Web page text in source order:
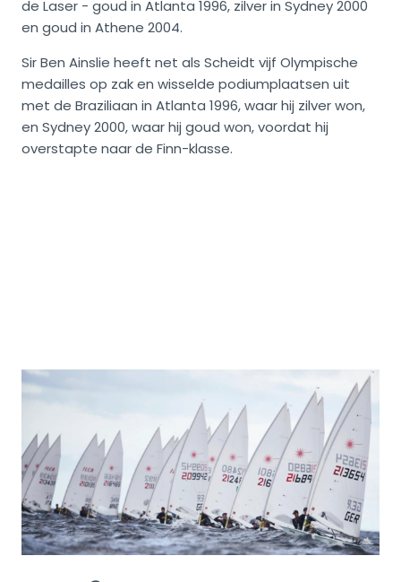
de Laser - goud in Atlanta 1996, zilver in Sydney 2000
en goud in Athene 2004.
Sir Ben Ainslie heeft net als Scheidt vijf Olympische
medailles op zak en wisselde podiumplaatsen uit
met de Braziliaan in Atlanta 1996, waar hij zilver won,
en Sydney 2000, waar hij goud won, voordat hij
overstapte naar de Finn-klasse.